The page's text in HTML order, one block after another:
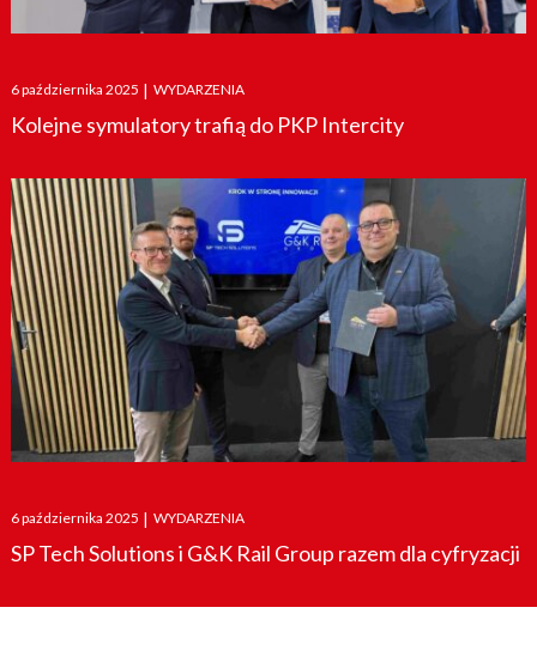
Posted
on
6 października 2025 | WYDARZENIA
Kolejne symulatory trafią do PKP Intercity
Posted
on
6 października 2025 | WYDARZENIA
SP Tech Solutions i G&K Rail Group razem dla cyfryzacji